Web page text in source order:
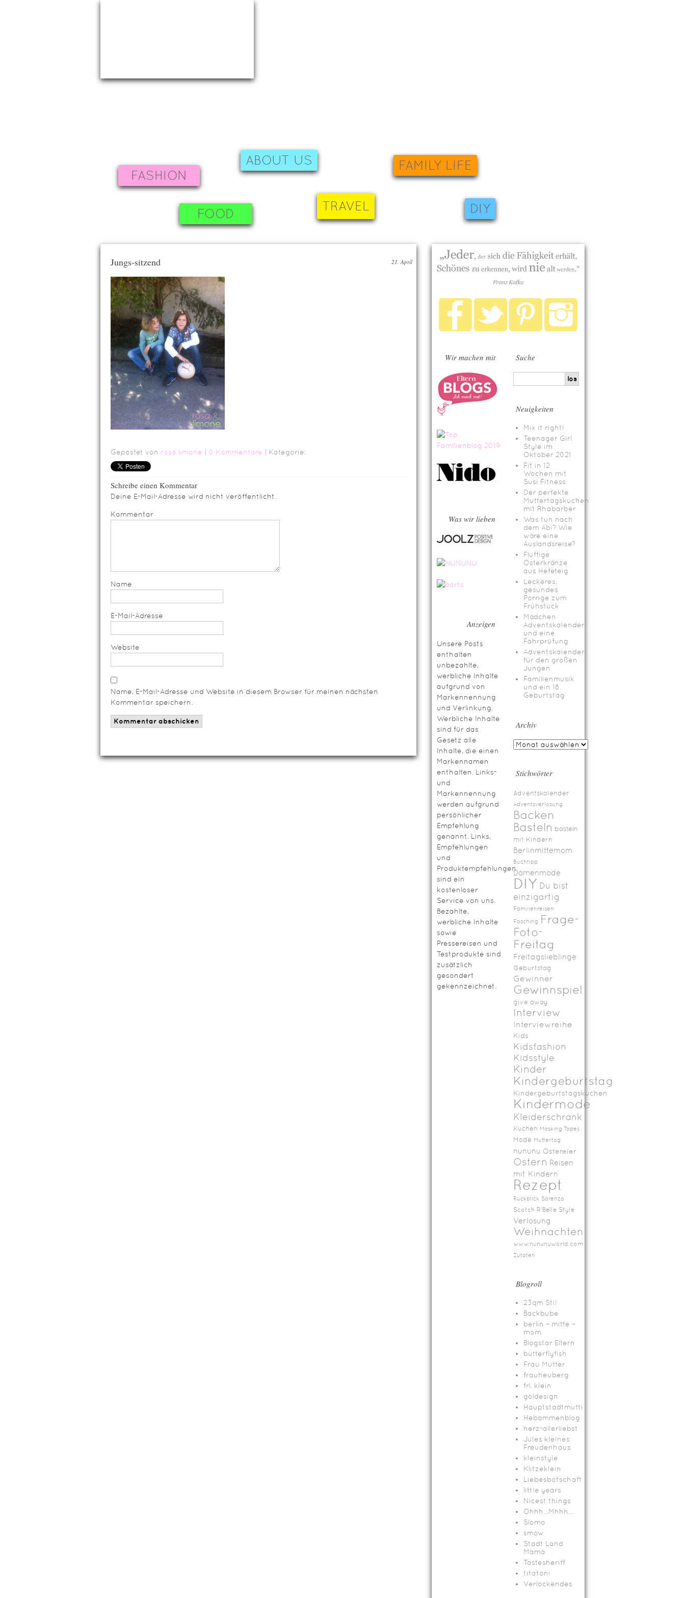
FASHION
FOOD
TRAVEL DIY
ABOUT US FAMILY LIFE
Jungs-sitzend 21. April
Gepostet von rosa limone 0 Kommentare | Kategorie:
Schreibe einen Kommentar
Deine E-Mail-Adresse wird nicht veröffentlicht.
Kommentar
Name
E-Mail-Adresse
Website
Name, E-Mail-Adresse und Website in diesem Browser für meinen nächsten
Kommentar speichern.
Wir machen mit
Was wir lieben
Anzeigen
Unsere Posts
enthalten
unbezahlte,
werbliche Inhalte
aufgrund von
Markennennung
und Verlinkung.
Werbliche Inhalte
sind für das
Gesetz alle
Inhalte, die einen
Markennamen
enthalten. Links-
und
Markennennung
werden aufgrund
persönlicher
Empfehlung
genannt. Links,
Empfehlungen
und
Produktempfehlungen
sind ein
kostenloser
Service von uns.
Bezahlte,
werbliche Inhalte
sowie
Pressereisen und
Testprodukte sind
zusätzlich
gesondert
gekennzeichnet.
Suche
Neuigkeiten
Mix it right!
Teenager Girl
Style im
Oktober 2021
Fit in 12
Wochen mit
Susi Fitness
Der perfekte
Muttertagskuchen
mit Rhabarber
Was tun nach
dem Abi? Wie
wäre eine
Auslandsreise?
Fluffige
Osterkränze
aus Hefeteig
Leckeres,
gesundes
Porrige zum
Frühstück
Mädchen
Adventskalender
und eine
Fahrprüfung
Adventskalender
für den großen
Jungen
Familienmusik
und ein 18.
Geburtstag
Archiv
Stichwörter
Adventskalender
Adventsverlosung
Backen
Basteln basteln
mit Kindern
Berlinmittemom
Buchtipp
Damenmode
DIY Du bist
einzigartig
Familienreisen
Fasching Frage-
Foto-
Freitag
Freitagslieblinge
Geburtstag
Gewinner
Gewinnspiel
give away
Interview
Interviewreihe
Kids
Kidsfashion
Kidsstyle
Kinder
Kindergeburtstag
Kindergeburtstagskuchen
Kindermode
Kleiderschrank
Kuchen Masking Tapes
Mode Muttertag
nununu Ostereier
Ostern Reisen
mit Kindern
Rezept
Rückblick Sarenza
Scotch R'Belle Style
Verlosung
Weihnachten
www.nununuworld.com
Zutaten
Blogroll
23qm Stil
Backbube
berlin – mitte –
mom
Blogstar Eltern
butterflyfish
Frau Mutter
frauheuberg
frl. klein
goldesign
Hauptstadtmutti
Hebammenblog
herz-allerliebst
Jules kleines
Freudenhaus
kleinstyle
Klitzeklein
Liebesbotschaft
little years
Nicest things
Ohhh…Mhhh…
Slomo
smow
Stadt Land
Mama
Tastesheriff
titatoni
Verlockendes